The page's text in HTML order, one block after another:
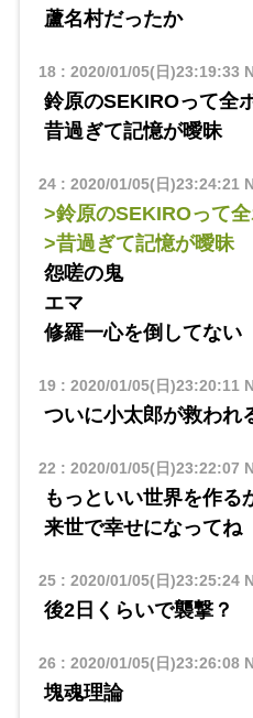
蘆名村だったか
18: 2020/01/05(日)23:19:33
鈴原のSEKIROって全
昔過ぎて記憶が曖昧
24: 2020/01/05(日)23:24:21
>鈴原のSEKIROって
>昔過ぎて記憶が曖昧
怨嗟の鬼
エマ
修羅一心を倒してない
19: 2020/01/05(日)23:20:11
ついに小太郎が救われ
22 : 2020/01/05(日)23:22:07
もっといい世界を作る
来世で幸せになってね
25: 2020/01/05(日)23:25:24
後2日くらいで襲撃？
26 : 2020/01/05(日)23:26:08
塊魂理論